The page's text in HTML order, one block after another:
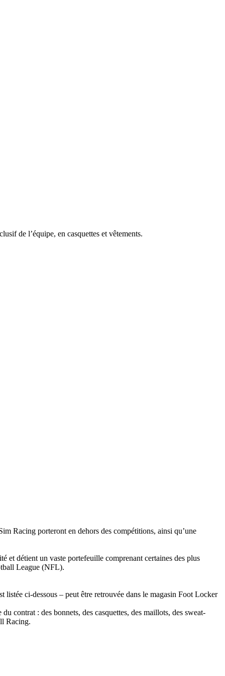
de l’équipe, en casquettes et vêtements.
Racing porteront en dehors des compétitions, ainsi qu’une
et détient un vaste portefeuille comprenant certaines des plus
League (NFL).
ci-dessous – peut être retrouvée dans le magasin Foot Locker
contrat : des bonnets, des casquettes, des maillots, des sweat-
Racing.